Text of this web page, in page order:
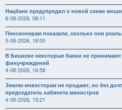
Нацбанк предупредил о новой схеме
6-08-2026, 08:11
Пенсионерам показали, сколько они
5-08-2026, 18:00
В Бишкеке некоторые банки не
финучреждений
4-08-2026, 16:58
Землю инвесторам не продают, но без
председатель кабинета министров
4-08-2026, 15:21